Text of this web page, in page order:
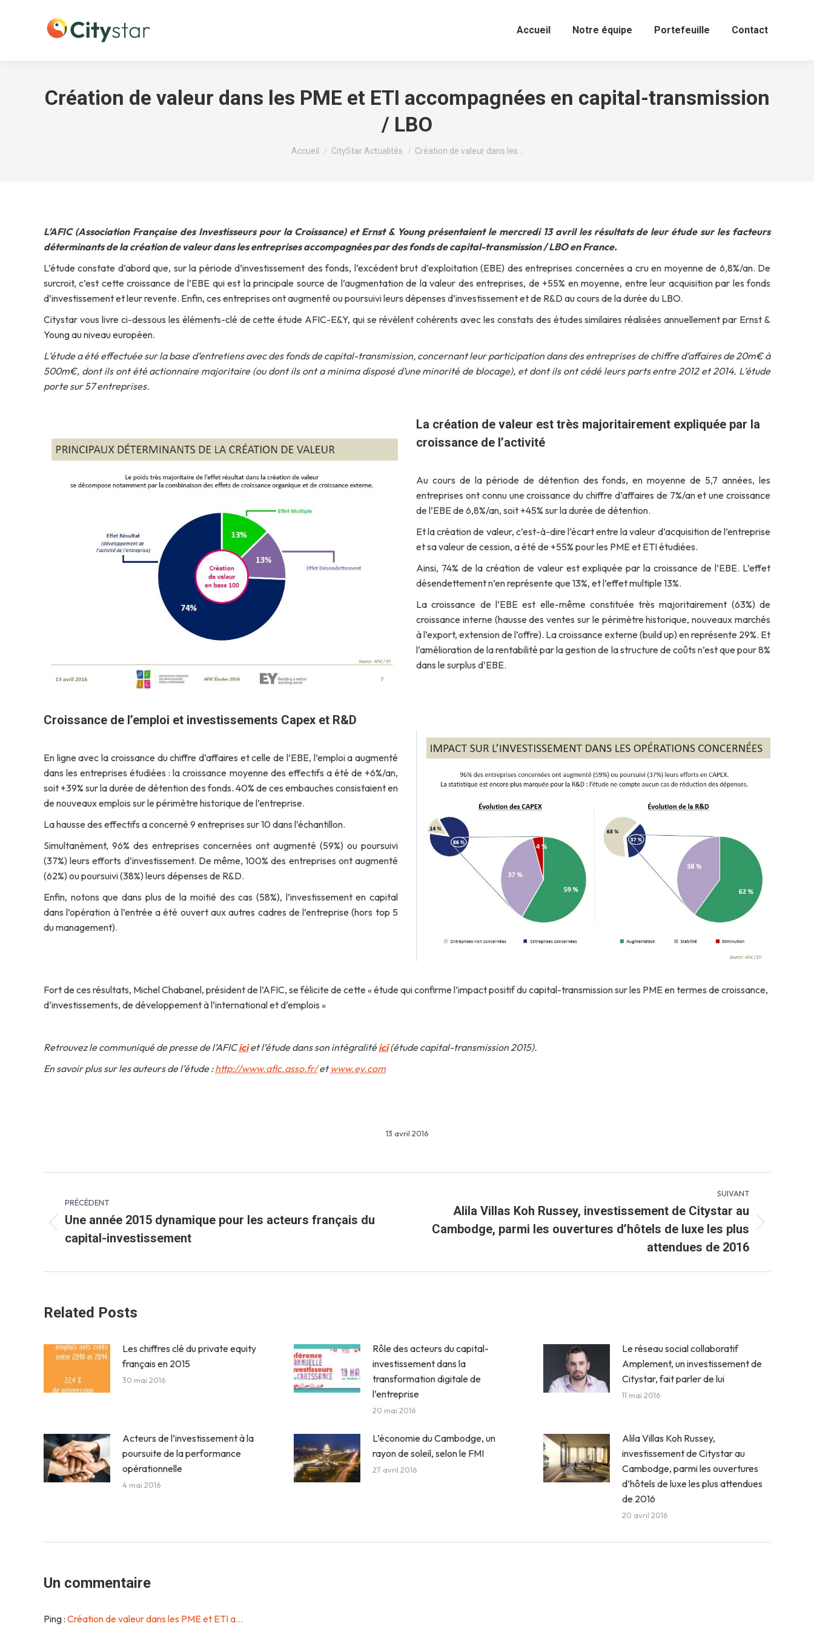
Accueil Notre équipe Portefeuille Contact
Création de valeur dans les PME et ETI accompagnées en capital-transmission
/ LBO
Vous êtes ici :
Accueil CityStar Actualités Création de valeur dans les…
L’AFIC (Association Française des Investisseurs pour la Croissance) et Ernst & Young présentaient le mercredi 13 avril les résultats de leur étude sur les facteurs
déterminants de la création de valeur dans les entreprises accompagnées par des fonds de capital-transmission / LBO en France.
L’étude constate d’abord que, sur la période d’investissement des fonds, l’excédent brut d’exploitation (EBE) des entreprises concernées a cru en moyenne de 6,8%/an. De
surcroit, c’est cette croissance de l’EBE qui est la principale source de l’augmentation de la valeur des entreprises, de +55% en moyenne, entre leur acquisition par les fonds
d’investissement et leur revente. Enfin, ces entreprises ont augmenté ou poursuivi leurs dépenses d’investissement et de R&D au cours de la durée du LBO.
Citystar vous livre ci-dessous les éléments-clé de cette étude AFIC-E&Y, qui se révèlent cohérents avec les constats des études similaires réalisées annuellement par Ernst &
Young au niveau européen.
L’étude a été effectuée sur la base d’entretiens avec des fonds de capital-transmission, concernant leur participation dans des entreprises de chiffre d’affaires de 20m€ à
500m€, dont ils ont été actionnaire majoritaire (ou dont ils ont a minima disposé d’une minorité de blocage), et dont ils ont cédé leurs parts entre 2012 et 2014. L’étude
porte sur 57 entreprises.
La création de valeur est très majoritairement expliquée par la
croissance de l’activité
Au cours de la période de détention des fonds, en moyenne de 5,7 années, les
entreprises ont connu une croissance du chiffre d’affaires de 7%/an et une croissance
de l’EBE de 6,8%/an, soit +45% sur la durée de détention.
Et la création de valeur, c’est-à-dire l’écart entre la valeur d’acquisition de l’entreprise
et sa valeur de cession, a été de +55% pour les PME et ETI étudiées.
Ainsi, 74% de la création de valeur est expliquée par la croissance de l’EBE. L’effet
désendettement n’en représente que 13%, et l’effet multiple 13%.
La croissance de l’EBE est elle-même constituée très majoritairement (63%) de
croissance interne (hausse des ventes sur le périmètre historique, nouveaux marchés
à l’export, extension de l’offre). La croissance externe (build up) en représente 29%. Et
l’amélioration de la rentabilité par la gestion de la structure de coûts n’est que pour 8%
dans le surplus d’EBE.
Croissance de l’emploi et investissements Capex et R&D
En ligne avec la croissance du chiffre d’affaires et celle de l’EBE, l’emploi a augmenté
dans les entreprises étudiées : la croissance moyenne des effectifs a été de +6%/an,
soit +39% sur la durée de détention des fonds. 40% de ces embauches consistaient en
de nouveaux emplois sur le périmètre historique de l’entreprise.
La hausse des effectifs a concerné 9 entreprises sur 10 dans l’échantillon.
Simultanément, 96% des entreprises concernées ont augmenté (59%) ou poursuivi
(37%) leurs efforts d’investissement. De même, 100% des entreprises ont augmenté
(62%) ou poursuivi (38%) leurs dépenses de R&D.
Enfin, notons que dans plus de la moitié des cas (58%), l’investissement en capital
dans l’opération à l’entrée a été ouvert aux autres cadres de l’entreprise (hors top 5
du management).
Fort de ces résultats, Michel Chabanel, président de l’AFIC, se félicite de cette « étude qui confirme l’impact positif du capital-transmission sur les PME en termes de croissance,
d’investissements, de développement à l’international et d’emplois »
Retrouvez le communiqué de presse de l’AFICiciet l’étude dans son intégralitéici (étude capital-transmission 2015).
En savoir plus sur les auteurs de l’étude :http://www.afic.asso.fr/etwww.ey.com
13 avril 2016
article
PRÉCÉDENT
précédent
Une année 2015 dynamique pour les acteurs français du
capital-investissement
SUIVANT
Article
Alila Villas Koh Russey, investissement de Citystar au
Cambodge, parmi les ouvertures d’hôtels de luxe les plus
attendues de 2016
Related Posts
Les chiffres clé du private equity
français en 2015
30 mai 2016
Rôle des acteurs du capital-
investissement dans la
transformation digitale de
l’entreprise
20 mai 2016
Le réseau social collaboratif
Amplement, un investissement de
Citystar, fait parler de lui
11 mai 2016
Acteurs de l’investissement à la
poursuite de la performance
opérationnelle
4 mai 2016
L’économie du Cambodge, un
rayon de soleil, selon le FMI
27 avril 2016
Alila Villas Koh Russey,
investissement de Citystar au
Cambodge, parmi les ouvertures
d’hôtels de luxe les plus attendues
de 2016
20 avril 2016
Un commentaire
Ping : Création de valeur dans les PME et ETI a...